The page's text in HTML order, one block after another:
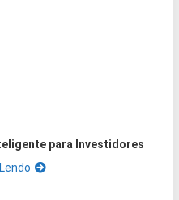
para Investidores